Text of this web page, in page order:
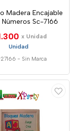
Madera Encajable
Sc-7166
x Unidad
Unidad
- Sin Marca